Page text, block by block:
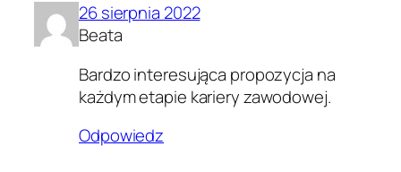
26 sierpnia 2022
Beata
Bardzo interesująca propozycja na
każdym etapie kariery zawodowej.
Odpowiedz